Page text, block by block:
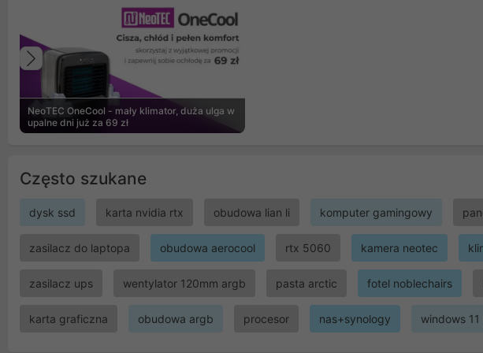
NeoTEC OneCool - mały klimator, duża ulga w
upalne dni już za 69 zł
Poprzedni
Często szukane
dysk ssd karta nvidia rtx obudowa lian li komputer gamingowy
zasilacz do laptopa obudowa aerocool rtx 5060 kamera neotec
zasilacz ups wentylator 120mm argb pasta arctic fotel noblechairs
karta graficzna obudowa argb procesor nas+synology windows 11